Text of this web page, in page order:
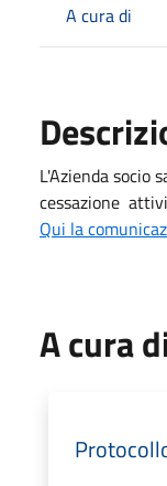
A cura di
L'Azienda socio
cessazione
Qui la
A cura